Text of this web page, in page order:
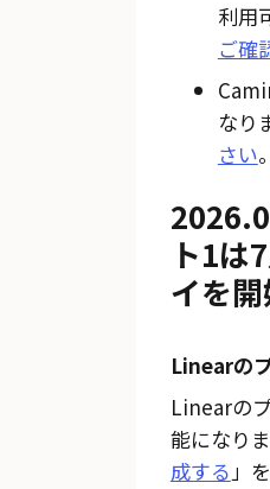
利用
ご確
なり
さい
ト1は
イを
Linearの
Linearの
能になり
成する」